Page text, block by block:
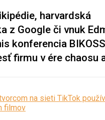
harvardská
z Google či vnuk
konferencia
firmu v ére chaosu